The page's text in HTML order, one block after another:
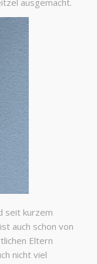
ausgemacht.
seit kurzem
auch schon von
Eltern
nicht viel